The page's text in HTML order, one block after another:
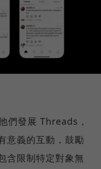
們發展 Threads，
意義的互動，鼓勵
含限制特定對象無